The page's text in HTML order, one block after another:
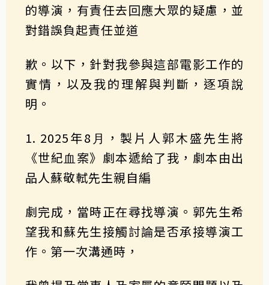
的導演，有責任去回應⼤眾的疑慮，並
對錯誤負起責任並道
歉。以下，針對我參與這部電影⼯作的
實情，以及我的理解與判斷，逐項說
明。
1. 2025年8⽉，製片⼈郭⽊盛先⽣將
《世紀⾎案》劇本遞給了我，劇本由出
品⼈蘇敬軾先生親⾃編
劇完成，當時正在尋找導演。郭先生希
望我和蘇先⽣接觸討論是否承接導演⼯
作。第⼀次溝通時，